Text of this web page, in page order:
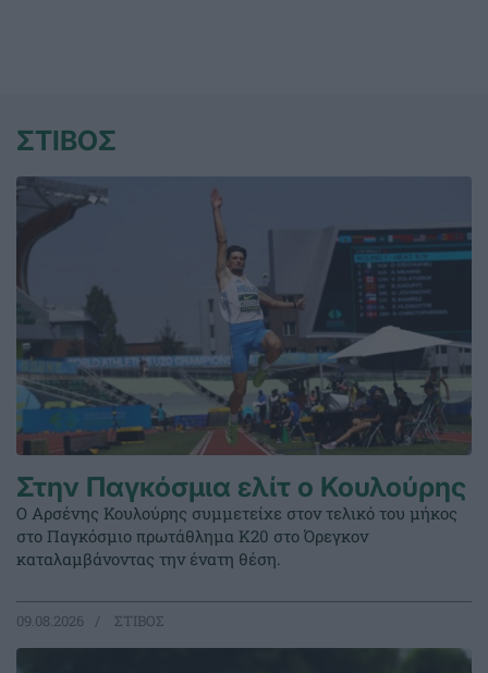
ΣΤΙΒΟΣ
Στην Παγκόσμια ελίτ ο Κουλούρης
Ο Αρσένης Κουλούρης συμμετείχε στον τελικό του μήκος
στο Παγκόσμιο πρωτάθλημα Κ20 στο Όρεγκον
καταλαμβάνοντας την ένατη θέση.
09.08.2026 ΣΤΙΒΟΣ